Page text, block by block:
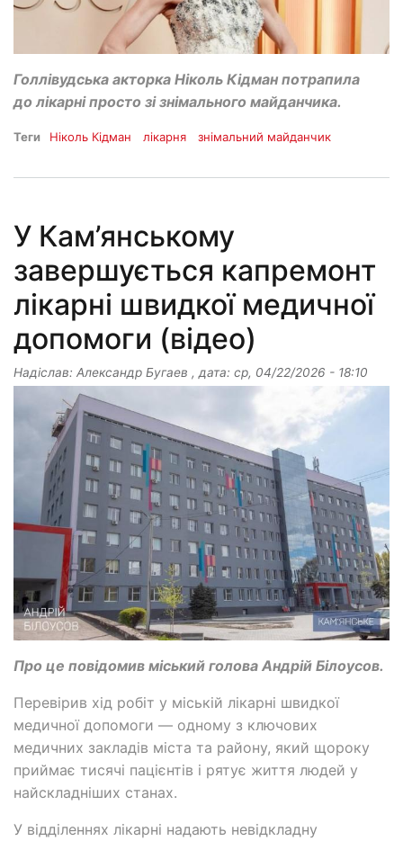
Голлівудська акторка Ніколь Кідман потрапила
до лікарні просто зі знімального майданчика.
Теги Ніколь Кідман лікарня знімальний майданчик
У Кам’янському
завершується капремонт
лікарні швидкої медичної
допомоги (відео)
Надіслав: Александр Бугаев , дата: ср, 04/22/2026 - 18:10
Про це повідомив міський голова Андрій Білоусов.
Перевірив хід робіт у міській лікарні швидкої
медичної допомоги — одному з ключових
медичних закладів міста та району, який щороку
приймає тисячі пацієнтів і рятує життя людей у
найскладніших станах.
У відділеннях лікарні надають невідкладну